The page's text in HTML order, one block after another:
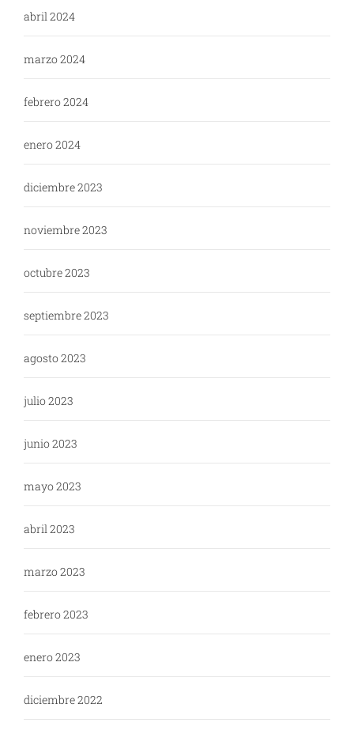
abril 2024
marzo 2024
febrero 2024
enero 2024
diciembre 2023
noviembre 2023
octubre 2023
septiembre 2023
agosto 2023
julio 2023
junio 2023
mayo 2023
abril 2023
marzo 2023
febrero 2023
enero 2023
diciembre 2022